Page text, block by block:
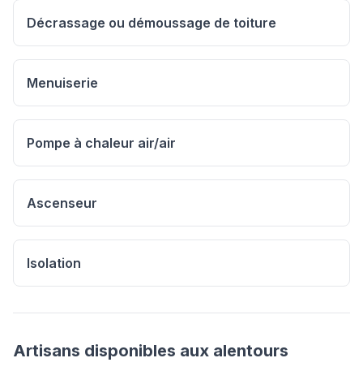
Décrassage ou démoussage de toiture
Menuiserie
Pompe à chaleur air/air
Ascenseur
Isolation
Artisans disponibles aux alentours